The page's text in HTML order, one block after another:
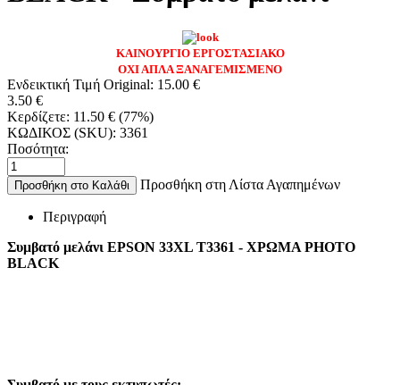
ΚΑΙΝΟΥΡΓΙΟ ΕΡΓΟΣΤΑΣΙΑΚΟ
ΟΧΙ ΑΠΛΑ ΞΑΝΑΓΕΜΙΣΜΕΝΟ
Ενδεικτική Τιμή Original: 15.00 €
3.50 €
Κερδίζετε: 11.50 € (77%)
ΚΩΔΙΚΟΣ (SKU): 3361
Ποσότητα:
Προσθήκη στο Καλάθι Προσθήκη στη Λίστα Αγαπημένων
Περιγραφή
Συμβατό μελάνι EPSON 33XL T3361 - ΧΡΩΜΑ PHOTO
BLACK